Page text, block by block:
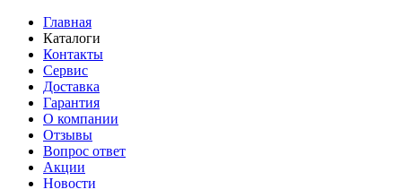
Главная
Каталоги
Контакты
Сервис
Доставка
Гарантия
О компании
Отзывы
Вопрос ответ
Акции
Новости